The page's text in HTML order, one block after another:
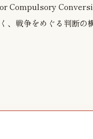
Compulsory
、戦争をめぐる判断の